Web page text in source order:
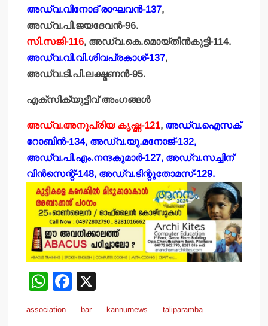
അഡ്വ.വിനോദ് രാഘവന്‍-137,
അഡ്വ.പി.ജയദേവന്‍-96.
സി.സജി-116, അഡ്വ.കെ.മൊയ്തീന്‍കുട്ടി-114.
അഡ്വ.വി.വി.ശിവപ്രകാശ്-137,
അഡ്വ.ടി.പി.ലക്ഷ്മണന്‍-95.
എക്‌സിക്യുട്ടീവ് അംഗങ്ങള്‍
അഡ്വ.അനുപ്രിയ കൃഷ്ണ-121, അഡ്വ.ഐസക്
റോബിന്‍-134, അഡ്വ.യു.മനോജ്-132,
അഡ്വ.പി.എം.നന്ദകുമാര്‍-127, അഡ്വ.സച്ചിന്
വിന്‍സെന്റ്-148, അഡ്വ.ടിന്റുതോമസ്-129.
W
at
F
c
association bar kannurnews taliparamba